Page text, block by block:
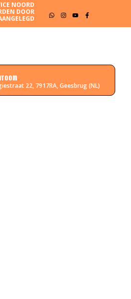
NOORD
DOOR
22, 7917RA, Geesbrug (NL)